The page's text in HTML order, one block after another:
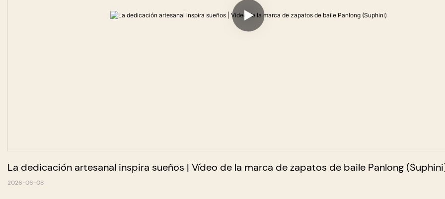
La dedicación artesanal inspira sueños | Vídeo de la marca de zapatos de baile Panlong
2026-06-08